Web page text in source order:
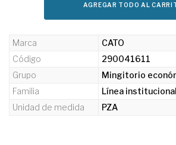
AGREGAR TODO AL
Marca
CATO
Código
290041611
Grupo
Mingitorio
Familia
Línea institucional
Unidad de medida
PZA